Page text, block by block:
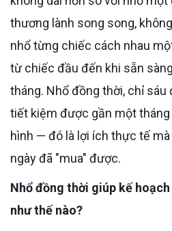
thương lành song song,
nhổ từng chiếc cách nhau
từ chiếc đầu đến khi sẵn
tháng. Nhổ đồng thời, chỉ sáu
tiết kiệm được gần một
hình — đó là lợi ích thực tế
ngày đã "mua" được.
Nhổ đồng thời giúp kế hoạch
như thế nào?